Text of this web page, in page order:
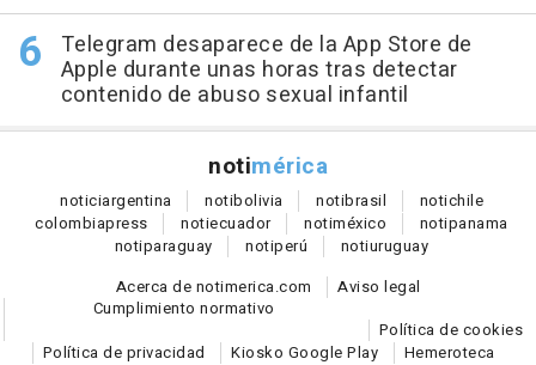
Telegram desaparece de la App Store de
Apple durante unas horas tras detectar
contenido de abuso sexual infantil
notimérica
noticiargentina notibolivia notibrasil notichile
colombiapress notiecuador notiméxico notipanama
notiparaguay notiperú notiuruguay
Acerca de notimerica.com
Aviso legal
Cumplimiento normativo
Política de cookies
Política de privacidad
Kiosko Google Play
Hemeroteca